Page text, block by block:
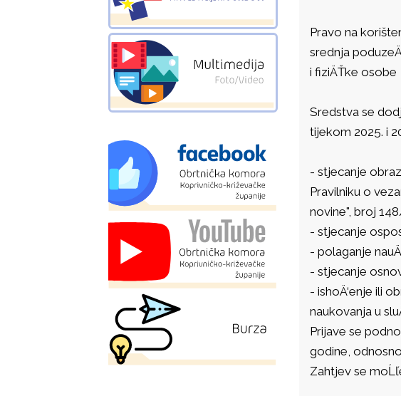
Pravo na
srednja
i fiziÄŤke osobe
Sredstva se
tijekom 2025. i
- stjecanje
Pravilniku o
novine", broj
- stjecanje
- polaganje
- stjecanje
- ishoÄ‘enje ili
naukovanja u
Prijave se
godine,
Zahtjev se